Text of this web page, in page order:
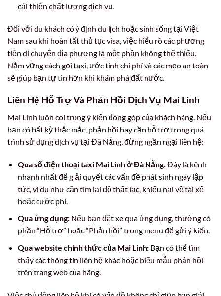
cải thiện chất lượng dịch vụ.
Đối với du khách có ý định du lịch hoặc sinh sống tại Việt
Nam sau khi hoàn tất thủ tục visa, việc hiểu rõ các phương
tiện di chuyển địa phương là một phần không thể thiếu.
Nắm vững cách gọi taxi, ước tính chi phí và các mẹo an toàn
sẽ giúp bạn tự tin hơn khi khám phá đất nước.
Liên Hệ Hỗ Trợ Và Phản Hồi Dịch Vụ Mai Linh
Mai Linh luôn coi trọng ý kiến đóng góp của khách hàng. Nếu
bạn có bất kỳ thắc mắc, phản hồi hay cần hỗ trợ trong quá
trình sử dụng dịch vụ tại Đà Nẵng, đừng ngần ngại liên hệ:
Qua số điện thoại taxi Mai Linh ở Đà Nẵng:Đây là kênh
nhanh nhất để giải quyết các vấn đề phát sinh ngay lập
tức, ví dụ như cần tìm lại đồ thất lạc, khiếu nại về tài xế
hoặc cước phí.
Qua ứng dụng:Nếu bạn đặt xe qua ứng dụng, thường có
phần “Hỗ trợ” hoặc “Phản hồi” trong menu để gửi ý kiến.
Qua website chính thức của Mai Linh:Bạn có thể tìm
thấy các thông tin liên hệ khác hoặc biểu mẫu phản hồi
trên trang web của hãng.